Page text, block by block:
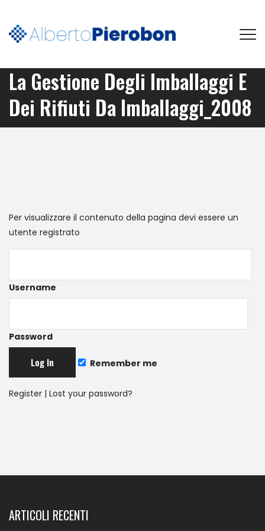
La Gestione Degli Imballaggi E
Dei Rifiuti Da Imballaggi_2008
Per visualizzare il contenuto della pagina devi essere un
utente registrato
Username
Password
Remember me
Register | Lost your password?
ARTICOLI RECENTI